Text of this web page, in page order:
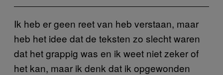
Ik heb er geen reet van heb verstaan, maar
heb het idee dat de teksten zo slecht waren
dat het grappig was en ik weet niet zeker of
het kan, maar ik denk dat ik opgewonden